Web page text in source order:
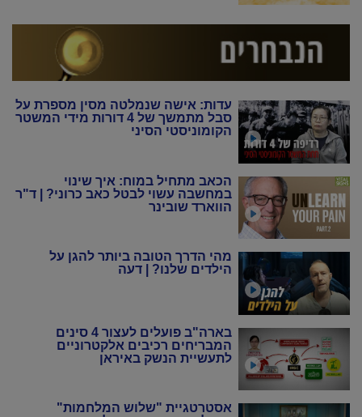
עדות: אישה שנמלטה מסין מספרת על
סבל מתמשך של 4 דורות מידי המשטר
הקומוניסטי הסיני
הכאב מתחיל במוח: איך שינוי
במחשבה עשוי לבטל כאב כרוני? | ד"ר
הווארד שובינר
מהי הדרך הטובה ביותר להגן על
הילדים שלנו? | דעה
בארה"ב פועלים לעצור 4 סינים
המבריחים רכיבים אלקטרוניים
לתעשיית הנשק באיראן
אסטרטגיית "שלוש המלחמות"